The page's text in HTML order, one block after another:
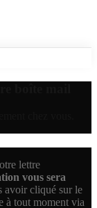
lettre
vous sera
avoir cliqué sur le
à tout moment via